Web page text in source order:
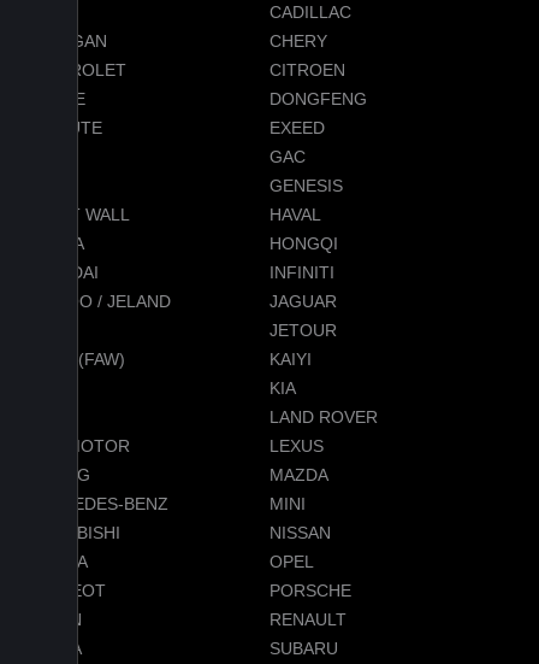
CADILLAC
CHANGAN
CHERY
CHEVROLET
CITROEN
DODGE
DONGFENG
EVOLUTE
EXEED
GAC
GENESIS
GREAT WALL
HAVAL
HONDA
HONGQI
HYUNDAI
INFINITI
JAECOO / JELAND
JAGUAR
JETOUR
JETTA (FAW)
KAIYI
KIA
LAND ROVER
LEAPMOTOR
LEXUS
LIXIANG
MAZDA
MERCEDES-BENZ
MINI
MITSUBISHI
NISSAN
OMODA
OPEL
PEUGEOT
PORSCHE
RAVON
RENAULT
SKODA
SUBARU